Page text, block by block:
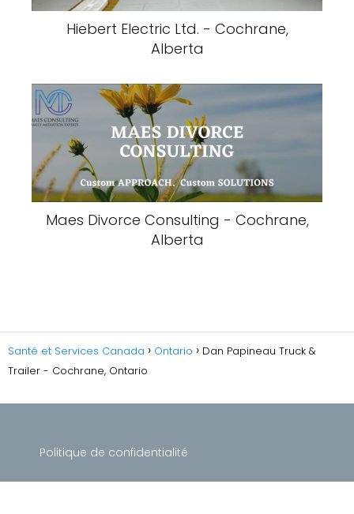
Hiebert Electric Ltd. - Cochrane,
Alberta
Maes Divorce Consulting - Cochrane,
Alberta
Santé et Services Canada Ontario
Dan Papineau Truck &
Trailer - Cochrane, Ontario
Politique de confidentialité